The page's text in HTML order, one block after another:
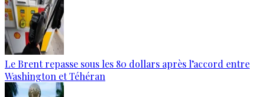
Le Brent repasse sous les 80 dollars après l’accord entre
Washington et Téhéran